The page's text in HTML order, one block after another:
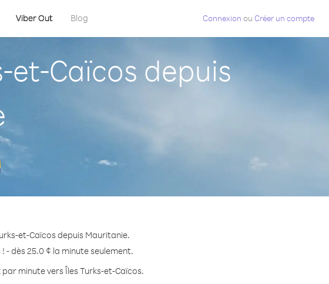
Viber Out Blog Connexion ou Créer un compte
et-Caïcos depuis
et-Caïcos depuis Mauritanie.
- dès 25.0 ¢ la minute seulement.
minute vers Îles Turks-et-Caïcos.